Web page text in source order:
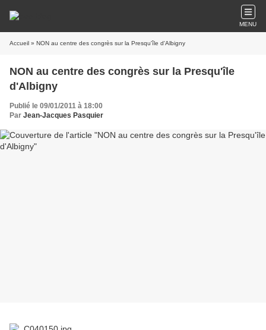
MENU
Accueil » NON au centre des congrès sur la Presqu'île d'Albigny
NON au centre des congrès sur la Presqu'île
d'Albigny
Publié le 09/01/2011 à 18:00
Par Jean-Jacques Pasquier